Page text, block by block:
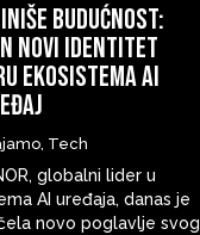
budućnost:
novi identitet
ekosistema AI
, Tech
globalni lider u
AI uređaja, danas je
novo poglavlje svog